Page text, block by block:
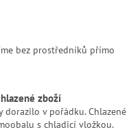
bez prostředníků přímo
zboží
dorazilo v pořádku. Chlazené
s chladicí vložkou.